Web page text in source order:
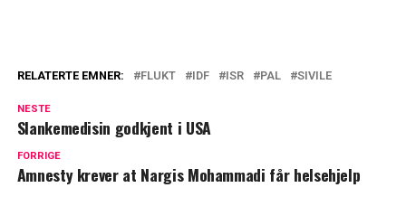
RELATERTE EMNER: FLUKT IDF ISR PAL SIVILE
NESTE
Slankemedisin godkjent i USA
FORRIGE
Amnesty krever at Nargis Mohammadi får helsehjelp